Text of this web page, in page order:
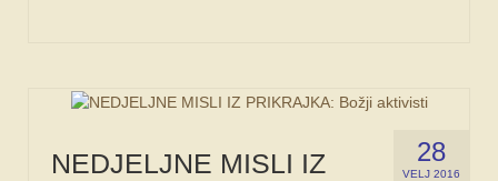
28
VELJ 2016
NEDJELJNE MISLI IZ